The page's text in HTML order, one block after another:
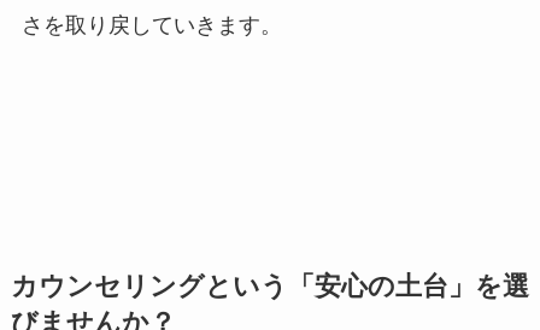
さを取り戻していきます。
カウンセリングという「安心の土台」を選
びませんか？